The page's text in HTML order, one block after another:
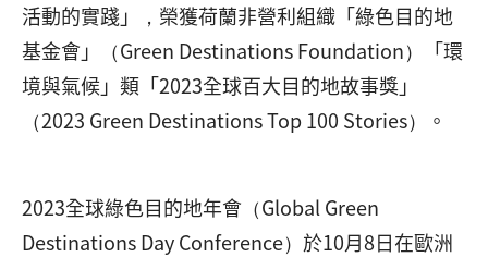
活動的實踐」，榮獲荷蘭非營利組織「綠色目的地
基金會」（Green Destinations Foundation）「環
境與氣候」類「2023全球百大目的地故事獎」
（2023 Green Destinations Top 100 Stories）。
2023全球綠色目的地年會（Global Green
Destinations Day Conference）於10月8日在歐洲